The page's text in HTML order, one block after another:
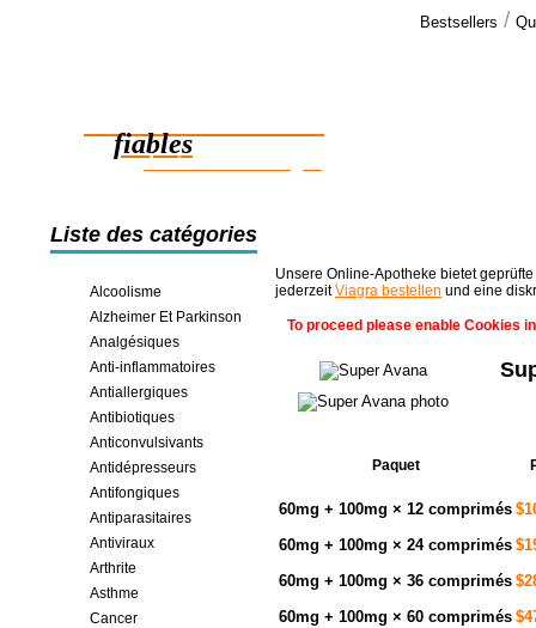
Bestsellers /
fiables
des économies en ligne
Liste des catégories
Alcoolisme
Alzheimer Et Parkinson
Analgésiques
Anti-inflammatoires
Antiallergiques
Antibiotiques
Anticonvulsivants
Antidépresseurs
Antifongiques
Antiparasitaires
Antiviraux
Arthrite
Asthme
Cancer
Unsere Online-Apotheke bietet
jederzeitViagra bestellen und eine
To proceed please enable Cookies
Paquet
60mg + 100mg × 12 comprimés
60mg + 100mg × 24 comprimés
60mg + 100mg × 36 comprimés
60mg + 100mg × 60 comprimés